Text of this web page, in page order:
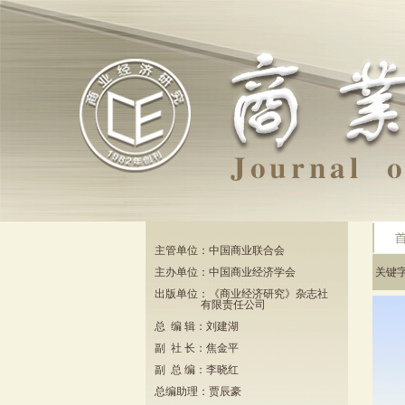
主管单位：中国商业联合会
主办单位：中国商业经济学会
出版单位：《商业经济研究》杂志社
有限责任公司
总 编 辑：刘建湖
副 社 长：焦金平
副 总 编：李晓红
总编助理：贾辰豪
关键